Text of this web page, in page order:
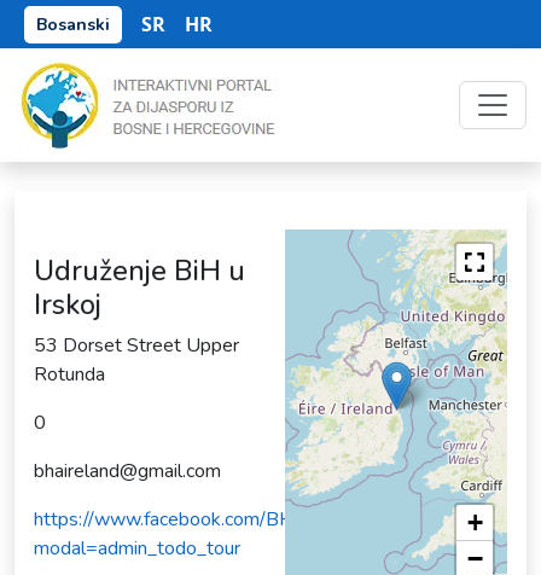
Bosanski SR HR
Udruženje BiH u
Irskoj
53 Dorset Street Upper
Rotunda
0
bhaireland@gmail.com
https://www.facebook.com/BHAssociationIreland/?
modal=admin_todo_tour
+
−